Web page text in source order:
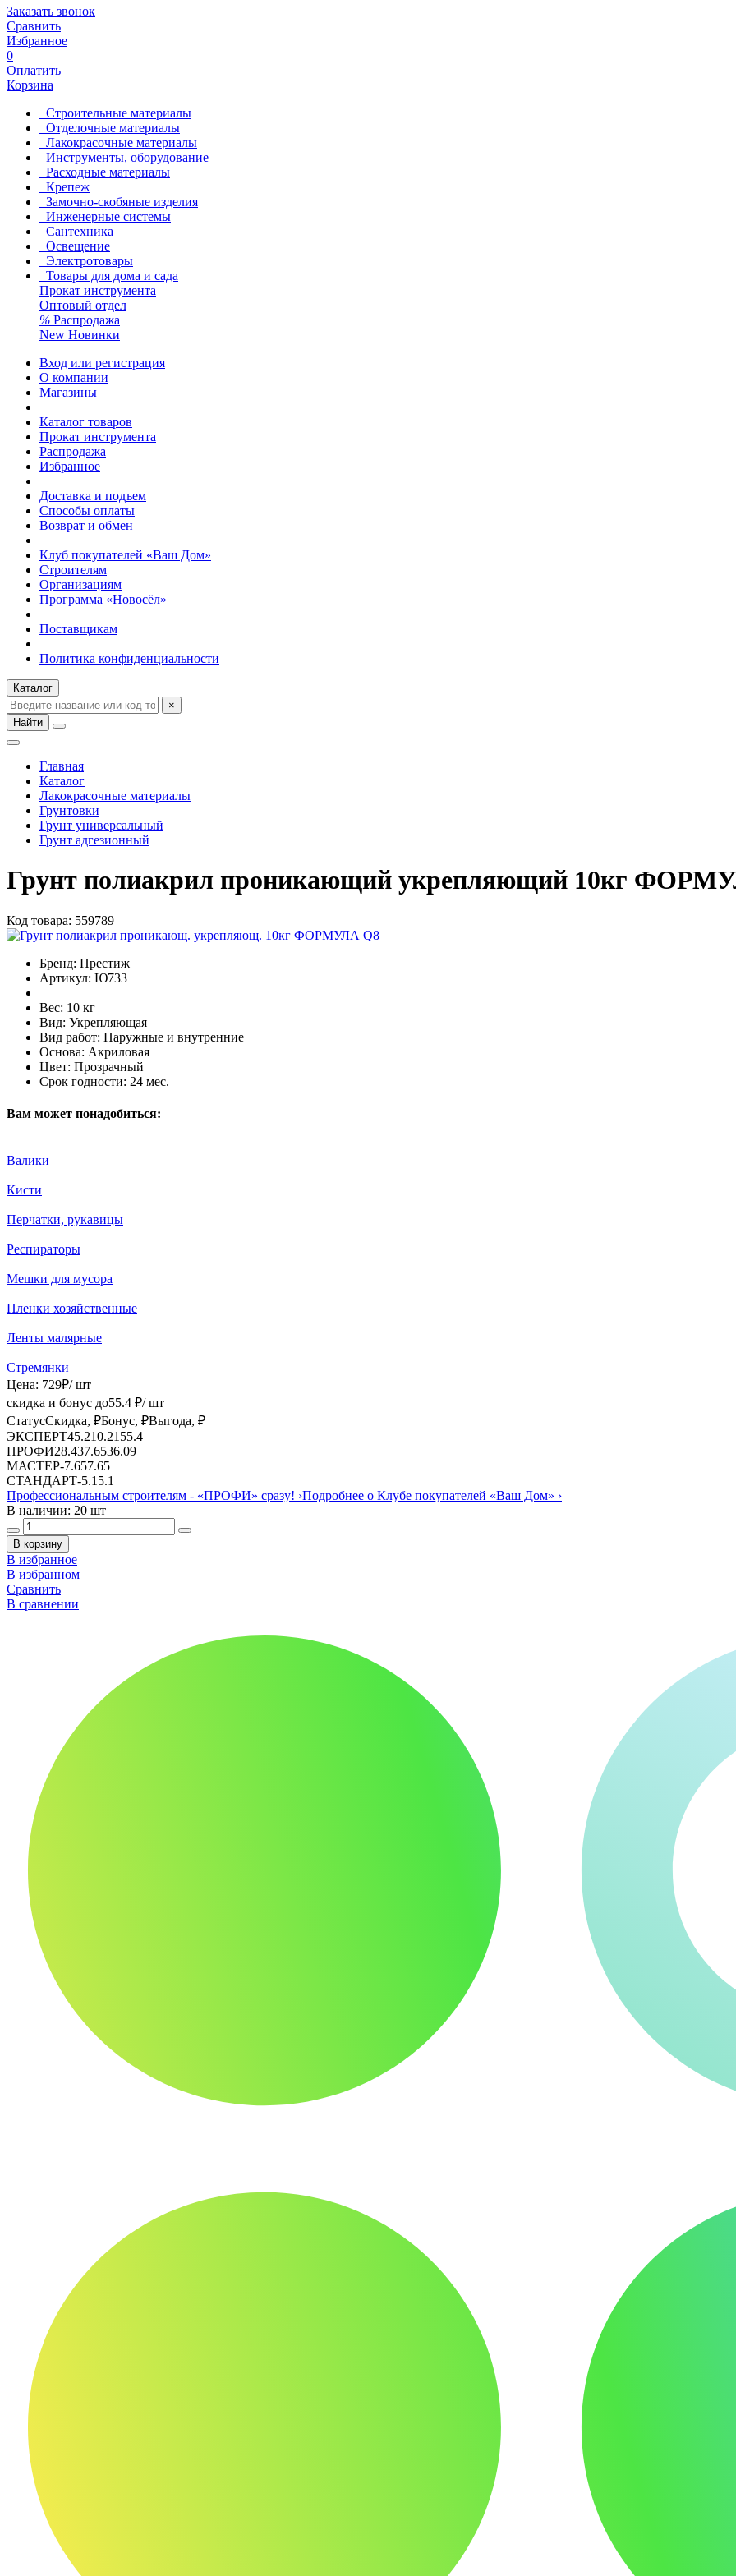
Заказать звонок
Сравнить
Избранное
0
Оплатить
Корзина
Строительные материалы
Отделочные материалы
Лакокрасочные материалы
Инструменты, оборудование
Расходные материалы
Крепеж
Замочно-скобяные изделия
Инженерные системы
Сантехника
Освещение
Электротовары
Товары для дома и сада
Прокат инструмента
Оптовый отдел
% Распродажа
New Новинки
Вход или регистрация
О компании
Магазины
Каталог товаров
Прокат инструмента
Распродажа
Избранное
Доставка и подъем
Способы оплаты
Возврат и обмен
Клуб покупателей «Ваш Дом»
Строителям
Организациям
Программа «Новосёл»
Поставщикам
Политика конфиденциальности
Каталог
×
Найти
Главная
Каталог
Лакокрасочные материалы
Грунтовки
Грунт универсальный
Грунт адгезионный
Грунт полиакрил проникающий укрепляющий 10кг
Код товара: 559789
Бренд: Престиж
Артикул: Ю733
Вес: 10 кг
Вид: Укрепляющая
Вид работ: Наружные и внутренние
Основа: Акриловая
Цвет: Прозрачный
Срок годности: 24 мес.
Вам может понадобиться:
Валики
Кисти
Перчатки, рукавицы
Респираторы
Мешки для мусора
Пленки хозяйственные
Ленты малярные
Стремянки
Цена: 729₽/ шт
скидка и бонус до55.4 ₽/ шт
СтатусСкидка, ₽Бонус, ₽Выгода, ₽
ЭКСПЕРТ45.210.21 55.4
ПРОФИ28.437.6536.09
МАСТЕР-7.657.65
СТАНДАРТ-5.1 5.1
Профессиональным строителям - «ПРОФИ» сразу! ›Подробнее о Клубе покупателей «Ваш Дом» ›
В наличии: 20 шт
В корзину
В избранное
В избранном
Сравнить
В сравнении